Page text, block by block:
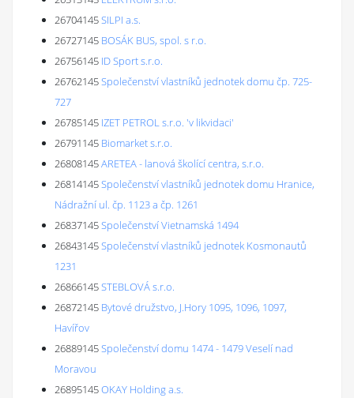
26704145SILPI a.s.
26727145 BOSÁK BUS, spol. s r.o.
26756145 ID Sport s.r.o.
26762145Společenství vlastníků jednotek domu čp. 725-
727
26785145 IZET PETROL s.r.o. 'v likvidaci'
26791145 Biomarket s.r.o.
26808145ARETEA - lanová školící centra, s.r.o.
26814145Společenství vlastníků jednotek domu Hranice,
Nádražní ul. čp. 1123 a čp. 1261
26837145Společenství Vietnamská 1494
26843145Společenství vlastníků jednotek Kosmonautů
1231
26866145STEBLOVÁ s.r.o.
26872145 Bytové družstvo, J.Hory 1095, 1096, 1097,
Havířov
26889145Společenství domu 1474 - 1479 Veselí nad
Moravou
26895145OKAY Holding a.s.